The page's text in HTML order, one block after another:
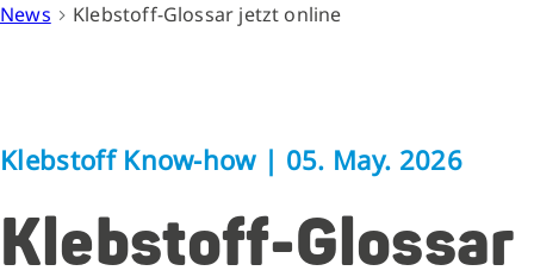
News
Klebstoff-Glossar jetzt online
Klebstoff Know-how | 05. May. 2026
Klebstoff-Glossar